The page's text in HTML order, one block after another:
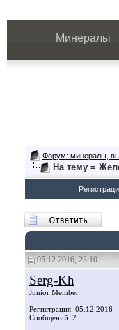
Минералы
Форум: минералы,
На тему =
05.12.2016, 23:10
Serg-Kh
Junior Member
Регистрация: 05.12.2016
Сообщений: 2